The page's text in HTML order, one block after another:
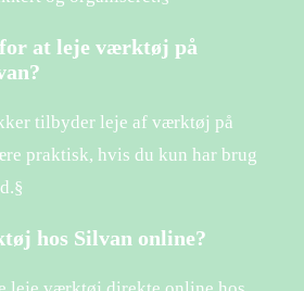
at leje værktøj på
tilbyder leje af værktøj på
praktisk, hvis du kun har brug
hos Silvan online?